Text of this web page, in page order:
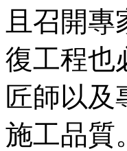
且召開
復工程也
匠師以及
施工品質。